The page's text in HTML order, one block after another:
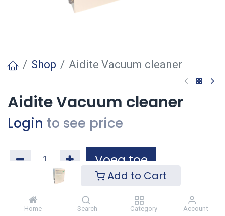
Add to Cart
Home Search Category Account
Shop Aidite Vacuum cleaner
Aidite Vacuum cleaner
Login to see price
Voeg toe
Toevoegen aan verlanglijst